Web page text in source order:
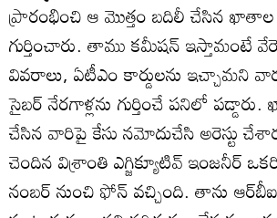
ప్రారంభించి ఆ మొత్తం బదిలీ చేసిన
గుర్తించారు. తాము కమీషన్‌ ఇస్తామంటే
వివరాలు, ఏటీఎం కార్డులను ఇచ్చామని
సైబర్‌ నేరగాళ్లను గుర్తించే పనిలో
చేసిన వారిపై కేసు నమోదుచేసి అరెస్టు
చెందిన విశ్రాంతి ఎగ్జిక్యూటివ్‌ ఇంజనీర్‌
నంబర్‌ నుంచి ఫోన్‌ వచ్చింది. తాను